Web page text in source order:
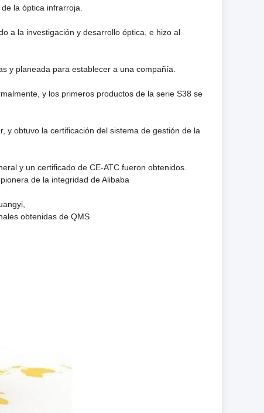
la óptica infrarroja.
a la investigación y desarrollo óptica, e hizo al
y planeada para establecer a una compañía.
y los primeros productos de la serie S38 se
y obtuvo la certificación del sistema de gestión de la
y un certificado de CE-ATC fueron obtenidos.
de la integridad de Alibaba
obtenidas de QMS